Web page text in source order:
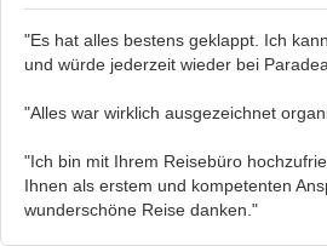
"Es hat alles bestens geklappt. Ich
und würde jederzeit wieder bei
"Alles war wirklich ausgezeichnet
"Ich bin mit Ihrem Reisebüro
Ihnen als erstem und kompetenten
wunderschöne Reise danken."